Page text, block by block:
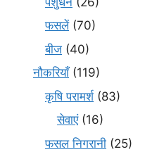
फसलें(70)
बीज (40)
नौकरियाँ(119)
कृषि परामर्श(83)
सेवाएं(16)
फसल निगरानी (25)